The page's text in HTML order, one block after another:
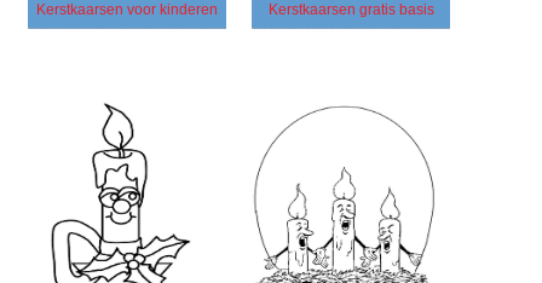
Kerstkaarsen voor kinderen Kerstkaarsen gratis basis